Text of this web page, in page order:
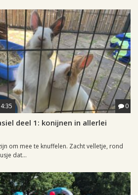
0
deel 1: konijnen in allerlei
om mee te knuffelen. Zacht velletje, rond
dat...